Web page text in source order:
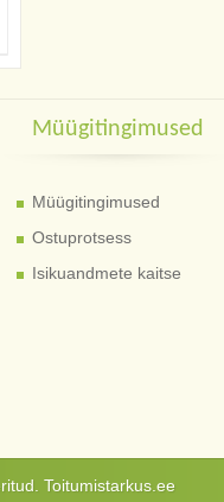
Müügitingimused
Müügitingimused
Ostuprotsess
Isikuandmete kaitse
Toitumistarkus.ee